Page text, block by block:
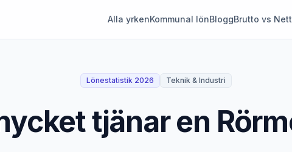
Alla yrkenKommunal lönBloggBrutto vs
Lönestatistik 2026 Teknik & Industri
tjänar en